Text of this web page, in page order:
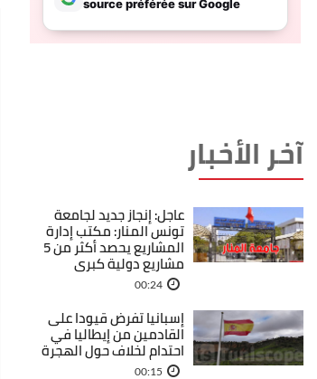
آخر الأخبار
عاجل: إنجاز جديد لجامعة
تونس المنار: مكتب إدارة
المشاريع يحصد أكثر من 5
مشاريع دولية كبرى
00:24
إسبانيا تفرض قيودا على
القادمين من إيطاليا في
احتدام لخلاف حول الهجرة
00:15